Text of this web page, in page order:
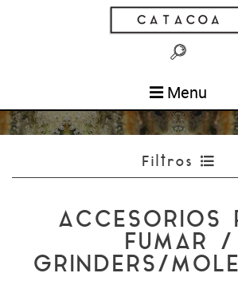
Menu
Filtros
ACCESORIOS
FUMAR /
GRINDERS/